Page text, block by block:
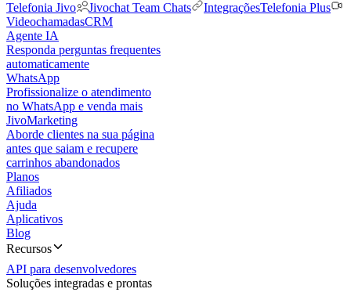
Telefonia Jivo
Jivochat Team Chats IntegraçõesTelefonia Plus
VideochamadasCRM
Agente IA
Responda perguntas frequentes
automaticamente
WhatsApp
Profissionalize o atendimento
no WhatsApp e venda mais
JivoMarketing
Aborde clientes na sua página
antes que saiam e recupere
carrinhos abandonados
Planos
Afiliados
Ajuda
Aplicativos
Blog
Recursos
API para desenvolvedores
Soluções integradas e prontas